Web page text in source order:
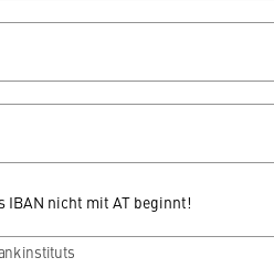
IBAN nicht mit AT beginnt!